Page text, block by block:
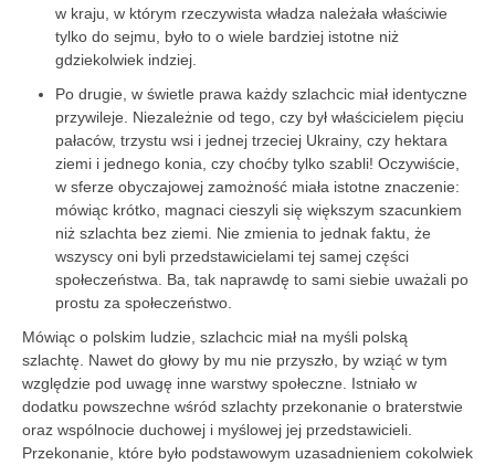
w kraju, w którym rzeczywista władza należała właś­ciwie
tylko do sejmu, było to o wiele bardziej istotne niż
gdziekolwiek indziej.
Po drugie, w świetle prawa każdy szlachcic miał identyczne
przywi­leje. Niezależnie od tego, czy był właścicielem pięciu
pałaców, trzystu wsi i jednej trzeciej Ukrainy, czy hektara
ziemi i jednego konia, czy choćby tylko szabli! Oczywiście,
w sferze obyczajowej zamożność miała istotne znaczenie:
mówiąc krótko, magnaci cieszyli się większym szacunkiem
niż szlachta bez ziemi. Nie zmienia to jednak faktu, że
wszyscy oni byli przedstawicielami tej samej części
społeczeństwa. Ba, tak naprawdę to sami siebie uważali po
prostu za społeczeństwo.
Mówiąc o polskim ludzie, szlachcic miał na myśli polską
szlachtę. Nawet do głowy by mu nie przyszło, by wziąć w tym
względzie pod uwagę inne warstwy społeczne. Istniało w
dodatku powszechne wśród szlachty przekonanie o braterstwie
oraz wspólnocie duchowej i myślowej jej przedstawicieli.
Przekonanie, które było podstawowym uzasadnieniem cokolwiek